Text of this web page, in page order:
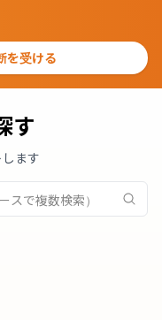
を受ける
す
ます